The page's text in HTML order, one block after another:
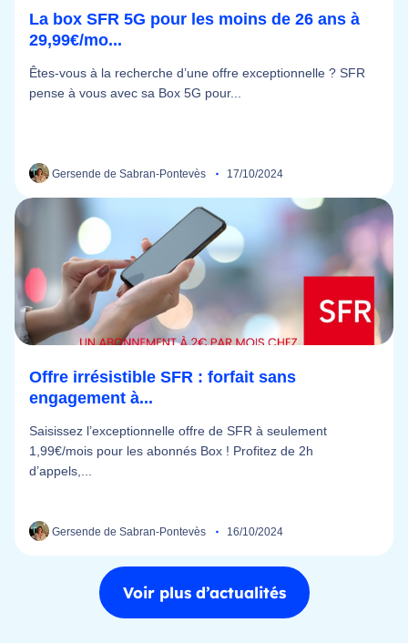
La box SFR 5G pour les moins de 26 ans à
29,99€/mo...
Êtes-vous à la recherche d’une offre exceptionnelle ? SFR
pense à vous avec sa Box 5G pour...
Gersende de Sabran-Pontevès 17/10/2024
Offre irrésistible SFR : forfait sans
engagement à...
Saisissez l’exceptionnelle offre de SFR à seulement
1,99€/mois pour les abonnés Box ! Profitez de 2h
d’appels,...
Gersende de Sabran-Pontevès 16/10/2024
Voir plus d’actualités